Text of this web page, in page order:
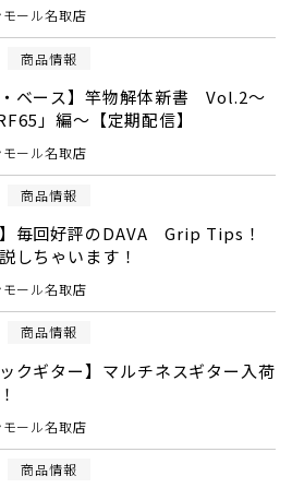
ール名取店
商品情報
・ベース】竿物解体新書 Vol.2～
」編～【定期配信】
ール名取店
商品情報
】毎回好評のDAVA Grip Tips！
しちゃいます！
ール名取店
商品情報
ックギター】マルチネスギター入荷
ール名取店
商品情報